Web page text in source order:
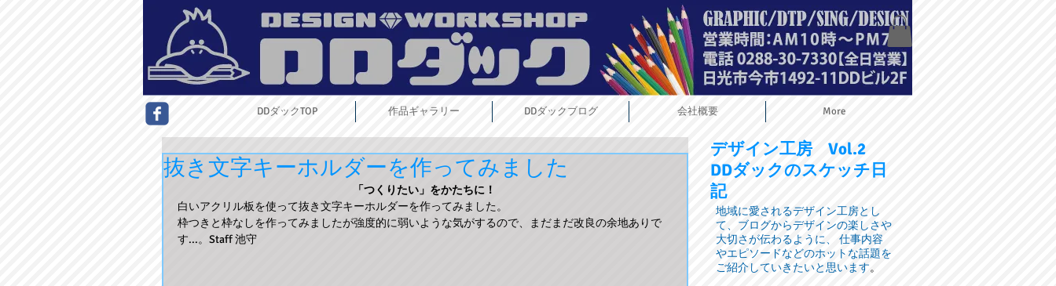
抜き文字キーホルダーを作ってみました
「つくりたい」をかたちに！
白いアクリル板を使って抜き文字キーホルダーを作ってみました。
枠つきと枠なしを作ってみましたが強度的に弱いような気がするので、まだまだ改良の余地ありで
す...。Staff 池守
デザイン工房 Vol.2
DDダックのスケッチ日
記
地域に愛されるデザイン工房とし
て、ブログからデザインの楽しさや
大切さが伝わるように、 仕事内容
やエピソードなどのホットな話題を
ご紹介していきたいと思います。
DDダックTOP 作品ギャラリー DDダックブログ 会社概要 More